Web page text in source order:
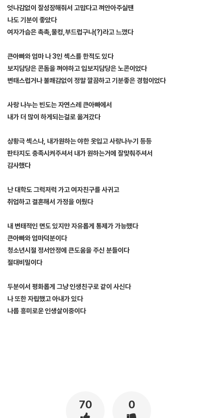
엇나감없이 잘성장해줘서 고맙다고 껴안아주실땐
나도 기분이 좋았다
여자가슴은 촉촉,물컹,부드럽구나(?)라고 느꼈다
큰아빠와 엄마 나 3인 섹스를 한적도 있다
보지담당은 콘돔을 껴야하고 입보지담당은 노콘이었다
변태스럽거나 불쾌감없이 정말 깔끔하고 기분좋은 경험이었다
사랑 나누는 빈도는 자연스레 큰아빠에서
내가 더 많이 하게되는걸로 옮겨갔다
상황극 섹스나, 내가원하는 야한 옷입고 사랑나누기 등등
판타지도 충족시켜주셔서 내가 원하는거에 잘맞춰주셔서
감사했다
난 대학도 그럭저럭 가고 여자친구를 사귀고
취업하고 결혼해서 가정을 이뤘다
내 변태적인 면도 있지만 자유롭게 통제가 가능했다
큰아빠와 엄마덕분이다
청소년시절 정서안정에 큰도움을 주신 분들이다
절대비밀이다
두분이서 평화롭게 그냥 인생친구로 같이 사신다
나 또한 자립했고 아내가 있다
나름 흥미로운 인생살이중이다
70 0